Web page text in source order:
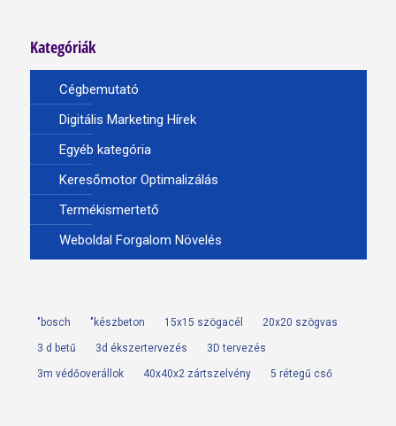
Kategóriák
Cégbemutató
Digitális Marketing Hírek
Egyéb kategória
Keresőmotor Optimalizálás
Termékismertető
Weboldal Forgalom Növelés
"bosch "készbeton 15x15 szögacél 20x20 szögvas
3 d betű 3d ékszertervezés 3D tervezés
3m védőoverállok 40x40x2 zártszelvény 5 rétegű cső